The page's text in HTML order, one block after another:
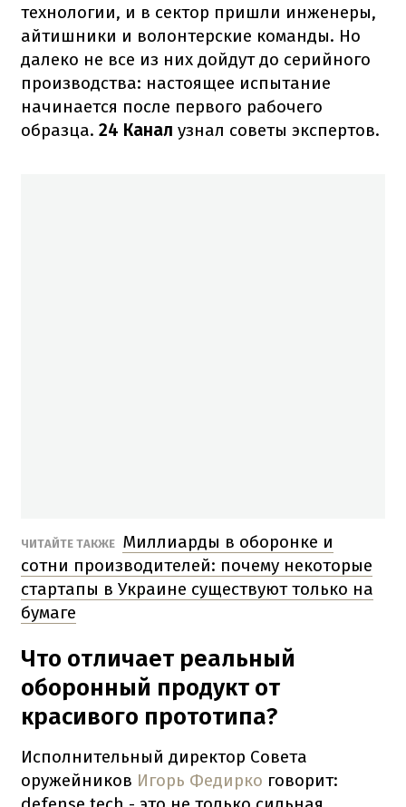
технологии, и в сектор пришли инженеры,
айтишники и волонтерские команды. Но
далеко не все из них дойдут до серийного
производства: настоящее испытание
начинается после первого рабочего
образца. 24 Канал узнал советы экспертов.
ЧИТАЙТЕ ТАКЖЕ Миллиарды в оборонке и
сотни производителей: почему некоторые
стартапы в Украине существуют только на
бумаге
Что отличает реальный
оборонный продукт от
красивого прототипа?
Исполнительный директор Совета
оружейников Игорь Федирко говорит: